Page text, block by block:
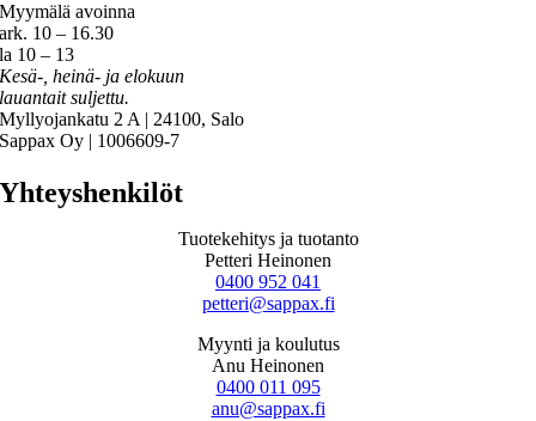
Myymälä avoinna
ark. 10 – 16.30
la 10 – 13
Kesä-, heinä- ja elokuun
lauantait suljettu.
Myllyojankatu 2 A | 24100, Salo
Sappax Oy | 1006609-7
Yhteyshenkilöt
Tuotekehitys ja tuotanto
Petteri Heinonen
0400 952 041
petteri@sappax.fi
Myynti ja koulutus
Anu Heinonen
0400 011 095
anu@sappax.fi